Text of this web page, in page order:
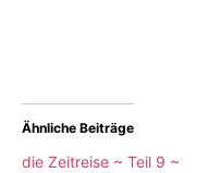
Ähnliche Beiträge
die Zeitreise ~ Teil 9 ~